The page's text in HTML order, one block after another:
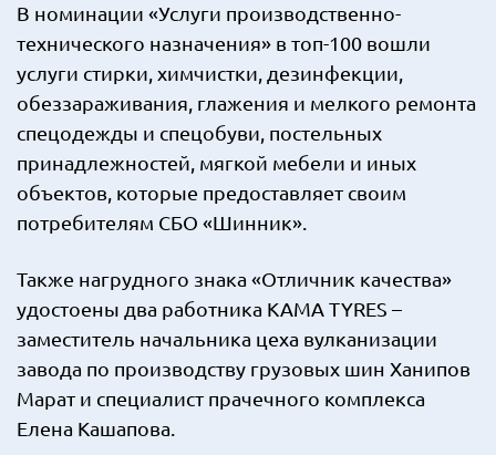
В номинации «Услуги производственно-
технического назначения» в топ-100 вошли
услуги стирки, химчистки, дезинфекции,
обеззараживания, глажения и мелкого ремонта
спецодежды и спецобуви, постельных
принадлежностей, мягкой мебели и иных
объектов, которые предоставляет своим
потребителям СБО «Шинник».
Также нагрудного знака «Отличник качества»
удостоены два работника KAMA TYRES –
заместитель начальника цеха вулканизации
завода по производству грузовых шин Ханипов
Марат и специалист прачечного комплекса
Елена Кашапова.